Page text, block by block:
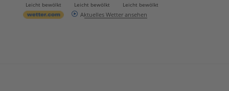
Leicht bewölkt
Leicht bewölkt
Leicht bewölkt
Aktuelles Wetter ansehen